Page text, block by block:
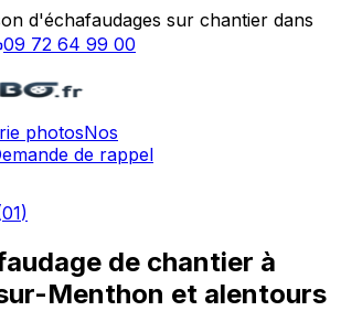
d'échafaudages sur chantier dans
09 72 64 99 00
photosNos
de rappel
01)
de chantier à
Menthon et alentours